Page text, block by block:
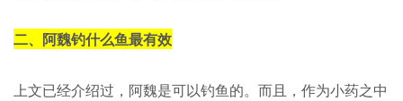
二、阿魏钓什么鱼最有效
上文已经介绍过，阿魏是可以钓鱼的。而且，作为小药之中